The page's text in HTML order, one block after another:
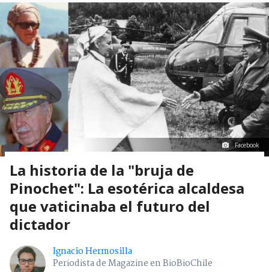
Facebook
La historia de la "bruja de
Pinochet": La esotérica alcaldesa
que vaticinaba el futuro del
dictador
Ignacio Hermosilla
Periodista de Magazine en BioBioChile